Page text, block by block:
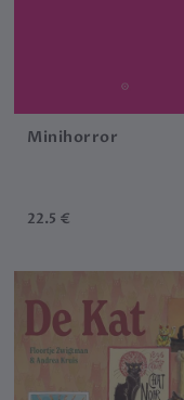
Minihorror
22.5 €